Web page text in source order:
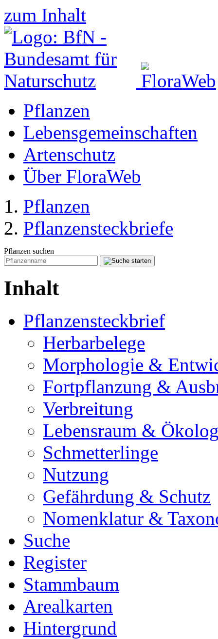
zum Inhalt
Pflanzen
Lebensgemeinschaften
Artenschutz
Über FloraWeb
Pflanzen
Pflanzensteckbriefe
Pflanzen suchen
Inhalt
Pflanzensteckbrief
Herbarbelege
Morphologie &
Fortpflanzung &
Verbreitung
Lebensraum &
Schmetterlinge
Nutzung
Gefährdung & Schutz
Nomenklatur &
Suche
Register
Stammbaum
Arealkarten
Hintergrund